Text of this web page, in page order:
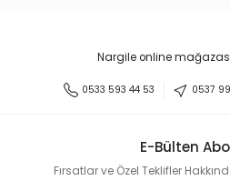
Ürün resmi kalitesiz, bozuk
Ürün bilgilerinde hatalar
Ürün fiyatı diğer sitelerden daha
Nargile online
0533 593 44 53 0537
E-Bülten
Fırsatlar ve Özel Teklifler